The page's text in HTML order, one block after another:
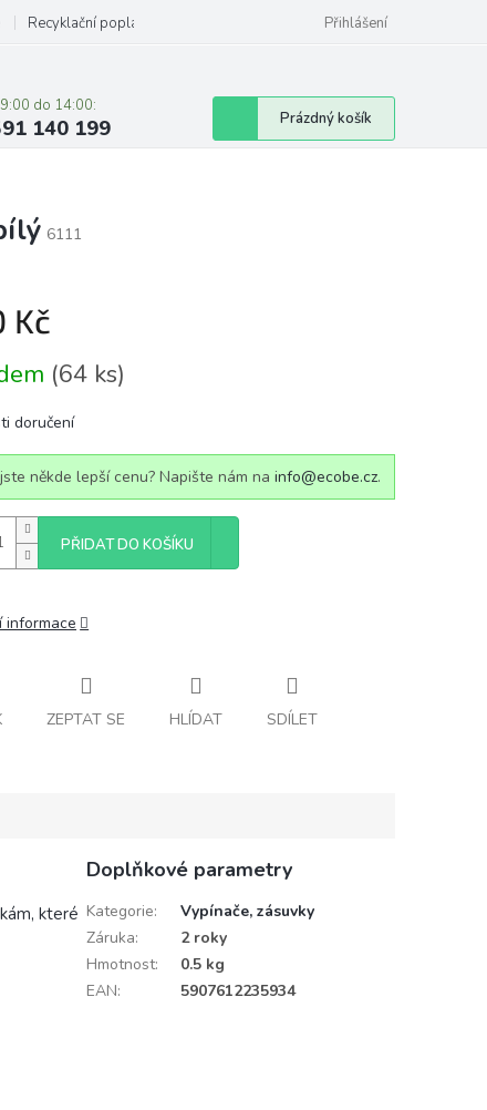
Recyklační poplatky Přihlášení
do 14:00:
140 199
Nákupní
košík
Prázdný košík
6111
Kč
(64 ks)
doručení
někde lepší cenu? Napište nám na info@ecobe.cz.
PŘIDAT DO KOŠÍKU
informace
ZEPTAT SE HLÍDAT SDÍLET
které
Doplňkové parametry
Kategorie:
Vypínače, zásuvky
Záruka:
2 roky
Hmotnost:
0.5 kg
EAN: 5907612235934